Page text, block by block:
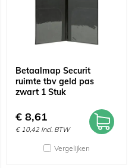
Betaalmap Securit
ruimte tbv geld pas
zwart 1 Stuk
€ 8,61
€ 10,42 Incl. BTW
Vergelijken